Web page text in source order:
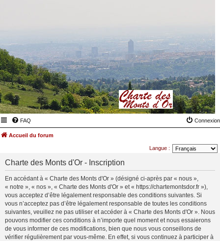
FAQ Connexion
Accueil du forum
Langue :
Charte des Monts d'Or - Inscription
En accédant à « Charte des Monts d'Or » (désigné ci-après par « nous »,
« notre », « nos », « Charte des Monts d'Or » et « https://chartemontsdor.fr »),
vous acceptez d’être légalement responsable des conditions suivantes. Si
vous n’acceptez pas d’être légalement responsable de toutes les conditions
suivantes, veuillez ne pas utiliser et accéder à « Charte des Monts d'Or ». Nous
pouvons modifier ces conditions à n’importe quel moment et nous essaierons
de vous informer de ces modifications, bien que nous vous conseillons de
vérifier régulièrement par vous-même. En effet, si vous continuez à participer à